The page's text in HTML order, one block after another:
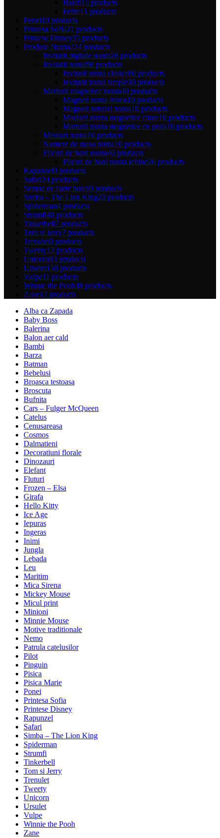
Baieti15 products
Fetite11 products
Ponei10 products
Printesa Sofia21 products
Printese Disney35 products
Produse Nunta224 products
Invitatii digitale nunta28 products
Invitatii nunta90 products
Invitatii nunta clasice80 products
Invitatii nunta simple10 products
Marturii magnetice nunta40 products
Magneti nunta inima10 products
Magneti rotunzi nunta10 products
Marturii nunta magnetice citate10 products
Marturii nunta magnetice cu poza10 products
Meniuri nunta10 products
Numere de masa nunta10 products
Plicuri de bani nunta46 products
Plicuri de bani nunta ieftine26 products
Rapunzel9 products
Safari24 products
Semne de carte botez0 products
Simba – The Lion King23 products
Spiderman4 products
Strumfi48 products
Tinkerbell7 products
Tom si Jerry7 products
Trenulet0 products
Tweety12 products
Unicorn83 products
Ursulet158 products
Vulpe11 products
Winnie the Pooh48 products
Zane17 products
Alba ca Zapada
Baby Boss
Balerina
Balon aer cald
Bambi
Barza
Batman
Bebelusi
Broasca testoasa
Broscuta
Bufnita
Cars – Fulger McQueen
Catelus
Cenusareasa
Cosmos
Dalmatieni
Decoratiuni florale
Dinozauri
Elefant
Fluturi
Frozen – Elsa
Girafa
Hello Kitty
Ice Age
Iepuras
Ingeras
Inimi
Jungla
Lebada
Leu
Maritim
Mica Sirena
Mickey Mouse
Micul print
Minioni
Minnie Mouse
Motive traditionale
Nemo
Patrula catelusilor
Pilot
Pinguin
Pisica
Pisica Marie
Ponei
Printesa Sofia
Printese Disney
Rapunzel
Safari
Simba – The Lion King
Spiderman
Strumfi
Tinkerbell
Tom si Jerry
Trenulet
Tweety
Unicorn
Ursulet
Vulpe
Winnie the Pooh
Zane